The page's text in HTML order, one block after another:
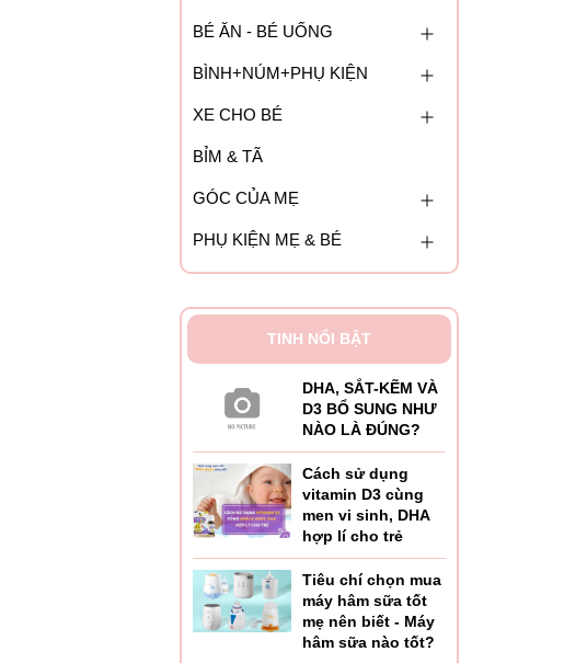
BÉ ĂN - BÉ UỐNG
BÌNH+NÚM+PHỤ KIỆN
XE CHO BÉ
BỈM & TÃ
GÓC CỦA MẸ
PHỤ KIỆN MẸ & BÉ
TINH NỔI BẬT
DHA, SẮT-KẼM VÀ
D3 BỔ SUNG NHƯ
NÀO LÀ ĐÚNG?
Cách sử dụng
vitamin D3 cùng
men vi sinh, DHA
hợp lí cho trẻ
Tiêu chí chọn mua
máy hâm sữa tốt
mẹ nên biết - Máy
hâm sữa nào tốt?